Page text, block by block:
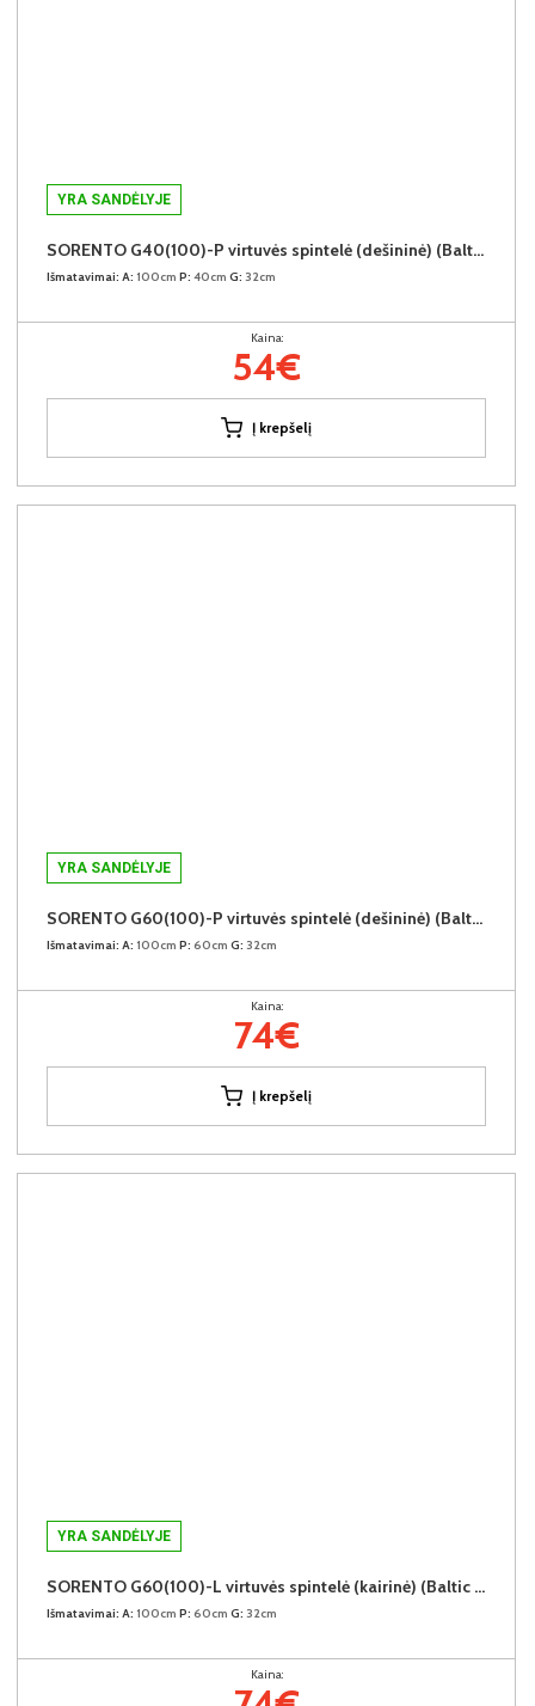
YRA SANDĖLYJE
SORENTO G40(100)-P virtuvės spintelė (dešininė) (Baltic Storm/Baltic Storm)
Išmatavimai: A: 100cm P: 40cm G: 32cm
Kaina:
54€
Į krepšelį
YRA SANDĖLYJE
SORENTO G60(100)-P virtuvės spintelė (dešininė) (Baltic Storm/Baltic Storm)
Išmatavimai: A: 100cm P: 60cm G: 32cm
Kaina:
74€
Į krepšelį
YRA SANDĖLYJE
SORENTO G60(100)-L virtuvės spintelė (kairinė) (Baltic Storm/Baltic Storm)
Išmatavimai: A: 100cm P: 60cm G: 32cm
Kaina: